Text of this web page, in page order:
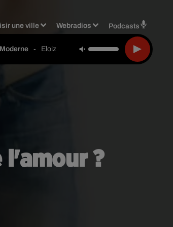
une ville Webradios Podcasts
- Eloiz
l'amour ?